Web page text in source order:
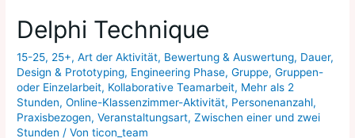
Delphi Technique
15-25, 25+,Art der Aktivität, Bewertung & Auswertung, Dauer,
Design & Prototyping, Engineering Phase,Gruppe,Gruppen-
oder Einzelarbeit, Kollaborative Teamarbeit, Mehr als 2
Stunden,Online-Klassenzimmer-Aktivität, Personenanzahl,
Praxisbezogen,Veranstaltungsart,Zwischen einer und zwei
Stunden / Vonticon_team